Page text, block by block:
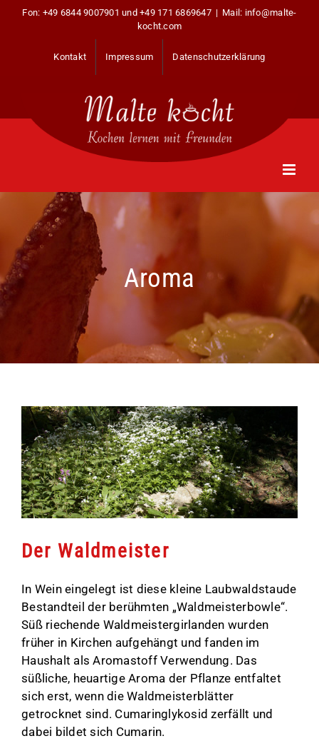
ZumFon: +49 6844 9007901 und+49 171 6869647 | Mail: info@malte-
kocht.com
Kontakt Impressum Datenschutzerklärung
Aroma
Der Waldmeister
In Wein eingelegt ist diese kleine Laubwaldstaude
Bestandteil der berühmten „Waldmeisterbowle“.
Süß riechende Waldmeistergirlanden wurden
früher in Kirchen aufgehängt und fanden im
Haushalt als Aromastoff Verwendung. Das
süßliche, heuartige Aroma der Pflanze entfaltet
sich erst, wenn die Waldmeisterblätter
getrocknet sind. Cumaringlykosid zerfällt und
dabei bildet sich Cumarin.